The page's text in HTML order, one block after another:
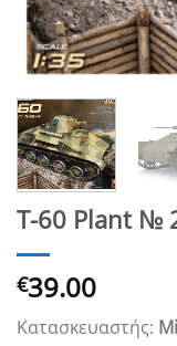
T-60 Plant №
€39.00
Κατασκευαστής: